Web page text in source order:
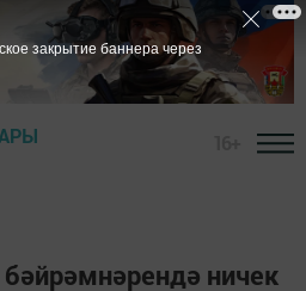
ничек
закрытие баннера через